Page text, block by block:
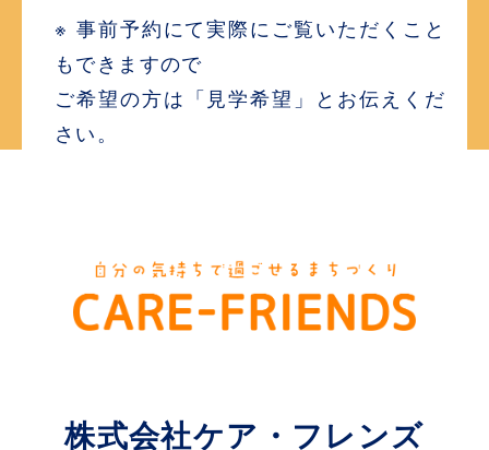
※ 事前予約にて実際にご覧いただくこと
もできますので
ご希望の方は「見学希望」とお伝えくだ
さい。
株式会社ケア・フレンズ